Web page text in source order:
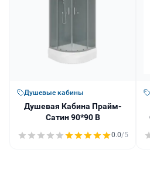
Душевые кабины
Душевая Кабина Прайм-
Сатин 90*90 В
0.0/5